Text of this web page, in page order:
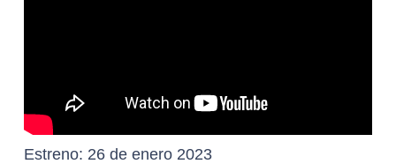
Estreno: 26 de enero 2023